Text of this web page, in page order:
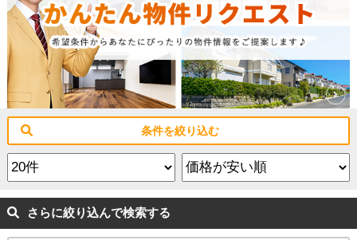
条件を絞り込む
さらに絞り込んで検索する